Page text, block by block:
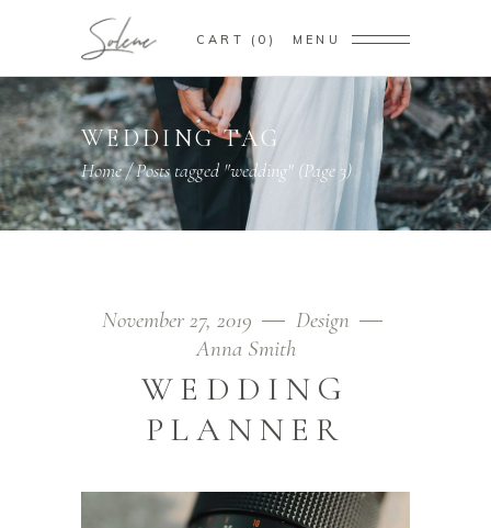
CART 0 MENU
WEDDING TAG
Home/Posts tagged "wedding" (Page 3)
November 27, 2019
Design
Anna Smith
WEDDING
PLANNER